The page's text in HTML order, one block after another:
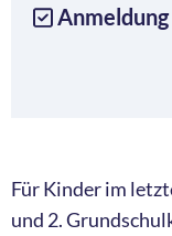
Anmeldung
Für Kinder im
und 2.